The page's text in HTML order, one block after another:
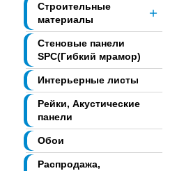
Строительные
материалы
Стеновые панели
SPC(Гибкий мрамор)
Интерьерные листы
Рейки, Акустические
панели
Обои
Распродажа,